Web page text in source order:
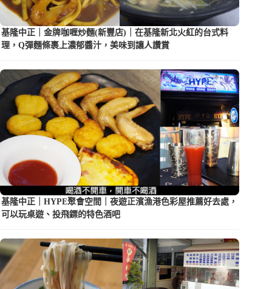
基隆中正｜金牌咖喱炒麵(新豐店)｜在基隆新北火紅的台式料
理，Q彈麵條裹上濃郁醬汁，美味到讓人讚賞
基隆中正｜HYPE聚會空間｜夜遊正濱漁港色彩屋推薦好去處，
可以玩桌遊、投飛鏢的特色酒吧